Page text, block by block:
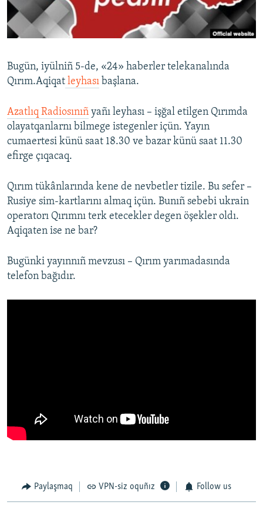
Русский
Українською
QOŞULIÑIZ!
RFE/RS bütün saytları
Bugün, iyülniñ 5-de, «24» haberler telekanalında
Qırım.Aqiqat leyhası başlana.
Azatlıq Radiosınıñ yañı leyhası – işğal etilgen Qırımda
olayatqanlarnı bilmege istegenler içün. Yayın
cumaertesi künü saat 18.30 ve bazar künü saat 11.30
efirge çıqacaq.
Qırım tükânlarında kene de nevbetler tizile. Bu sefer –
Rusiye sim-kartlarını almaq içün. Bunıñ sebebi ukrain
operatorı Qırımnı terk etecekler degen öşekler oldı.
Aqiqaten ise ne bar?
Bugünki yayınnıñ mevzusı – Qırım yarımadasında
telefon bağıdır.
Paylaşmaq VPN-siz oquñız Follow us